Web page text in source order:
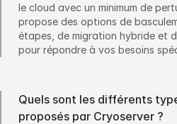
le cloud avec un minimum de
propose des options de
étapes, de migration hybride et
pour répondre à vos besoins
Quels sont les différents
proposés par Cryoserver ?